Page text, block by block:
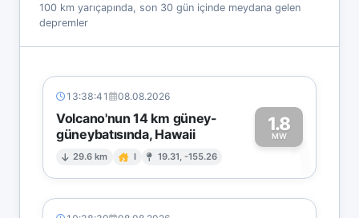
100 km yarıçapında, son 30 gün içinde meydana gelen
depremler
13:38:41 08.08.2026
Volcano'nun 14 km güney-
güneybatısında, Hawaii
29.6 km I 19.31, -155.26
1.8
MW1